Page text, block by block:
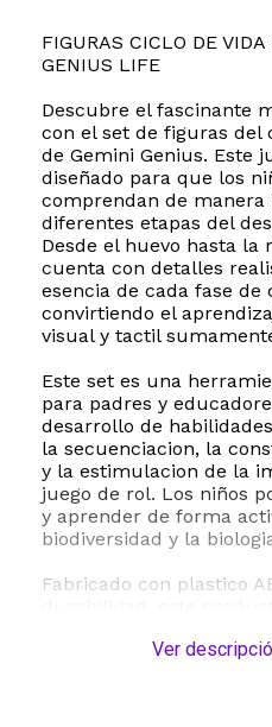
FIGURAS CICLO DE
GENIUS LIFE
Descubre el fascinante
con el set de figuras del
de Gemini Genius. Este
diseñado para que los
comprendan de manera
diferentes etapas del
Desde el huevo hasta la
cuenta con detalles
esencia de cada fase de
convirtiendo el
visual y tactil
Este set es una
para padres y
desarrollo de
la secuenciacion, la
y la estimulacion de la
juego de rol. Los niños
y aprender de forma
biodiversidad y la
Fabricado con plastico
de componentes
Ver